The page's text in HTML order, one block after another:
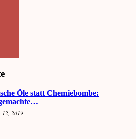
Öle statt Chemiebombe:
12, 2019